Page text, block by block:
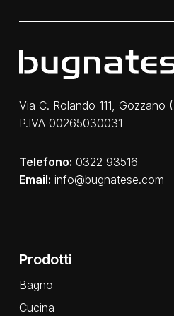
Via C. Rolando 111, Gozzano
P.IVA 00265030031
Telefono: 0322 93516
Email: info@bugnatese.com
Prodotti
Bagno
Cucina